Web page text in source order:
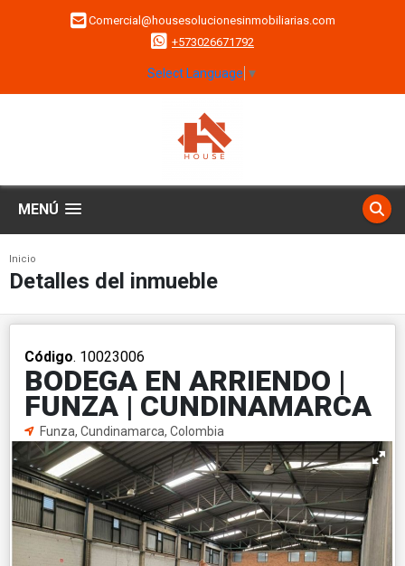
Comercial@housesolucionesinmobiliarias.com
+573026671792
Select Language ▼
MENÚ
Inicio
Detalles del inmueble
Código. 10023006
BODEGA EN ARRIENDO |
FUNZA | CUNDINAMARCA
Funza, Cundinamarca, Colombia